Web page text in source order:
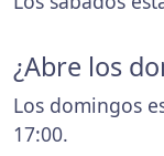
¿Abre los
Los domingos
17:00.